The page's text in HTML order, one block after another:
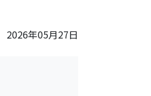
2026年05月27日